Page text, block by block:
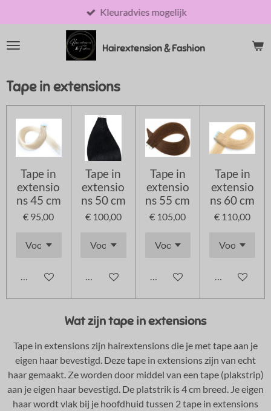
direct
naar
Hairextension & Fashion
Kleuradvies mogelijk
Tape in extensions
Tape in
extensio
ns 45 cm
€ 95,00
In winkelwagen
Tape in
extensio
ns 50 cm
€ 100,00
In winkelwagen
Tape in
extensio
ns 55 cm
€ 105,00
In winkelwagen
Tape in
extensio
ns 60 cm
€ 110,00
In
Wat zijn tape in extensions
Tape in extensions zijn hairextensions die je met tape aan je
eigen haar bevestigd. Deze tape in extensions zijn van echt
haar gemaakt. Zeworden door middel van een tape (plakstrip)
aan je eigen haar bevestigd. De platstrik is 4 cm breed. Je eigen
haar wordt vlak bij je hoofdhuid tussen 2 tape in extensions